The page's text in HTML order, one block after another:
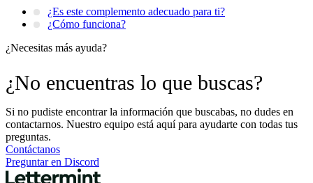
¿Es este complemento adecuado para ti?
¿Cómo funciona?
¿Necesitas más ayuda?
¿No encuentras lo que buscas?
Si no pudiste encontrar la información que buscabas, no dudes en
contactarnos. Nuestro equipo está aquí para ayudarte con todas tus
preguntas.
Contáctanos
Preguntar en Discord